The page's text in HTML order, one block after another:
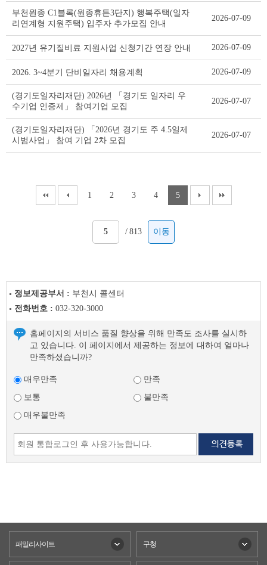
부천원종 C1블록(원종휴튼3단지) 행복주택(일자
리연계형 지원주택) 입주자 추가모집 안내
2026-07-09
2027년 유기질비료 지원사업 신청기간 연장 안내 2026-07-09
2026. 3~4분기 단비일자리 채용계획 2026-07-09
(경기도일자리재단) 2026년 「경기도 일자리 우
수기업 인증제」 참여기업 모집
2026-07-07
(경기도일자리재단) 「2026년 경기도 주 4.5일제
시범사업」 참여 기업 2차 모집
2026-07-07
1 2 3 4 5
/ 813 이동
정보제공부서 : 부천시 콜센터
전화번호 : 032-320-3000
홈페이지의 서비스 품질 향상을 위해 만족도 조사를 실시하
고 있습니다. 이 페이지에서 제공하는 정보에 대하여 얼마나
만족하셨습니까?
매우만족
만족
보통
불만족
매우불만족
패밀리사이트 구청